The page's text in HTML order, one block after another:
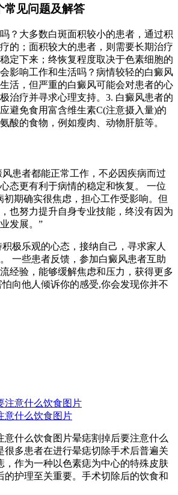
常见问题及解答
？大多数白斑面积较小的患者，通过积
的；面积较大的患者，则需要长期治疗
定下来；终恢复程度取决于色素细胞的
影响工作和生活吗？病情较轻的白癜风
活，但严重的白癜风可能会对患者的心
治疗并寻求心理支持。3. 白癜风患者的
避免食用富含维生素C(注意摄入量)的
酸的食物，例如瘦肉、动物肝脏等。
患者都能正常工作，不必因疾病而过
态更有利于病情的稳定和恢复。 一位
初期确实很焦虑，担心工作受影响。但
也努力提升自身专业技能，终没有因为
发展。”
极乐观的心态，接纳自己，寻求家人
一些患者反馈，参加白癜风患者互助
经验，能够缓解焦虑和压力，获得更多
向他人倾诉你的感受,你会发现你并不
意什么饮食图片
意什么饮食图片晕痣割掉后要注意什么
很多患者在进行晕痣切除手术后普遍关
，作为一种以色素痣为中心的特殊皮肤
的护理至关重要。手术切除后的饮食和